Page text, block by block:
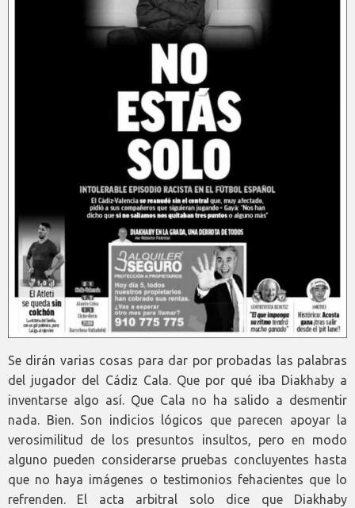
Se dirán varias cosas para dar por probadas las palabras
del jugador del Cádiz Cala. Que por qué iba Diakhaby a
inventarse algo así. Que Cala no ha salido a desmentir
nada. Bien. Son indicios lógicos que parecen apoyar la
verosimilitud de los presuntos insultos, pero en modo
alguno pueden considerarse pruebas concluyentes hasta
que no haya imágenes o testimonios fehacientes que lo
refrenden. El acta arbitral solo dice que Diakhaby